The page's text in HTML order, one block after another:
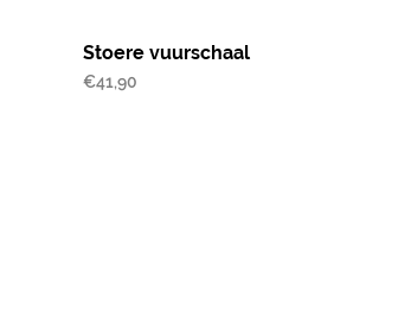
Stoere vuurschaal
€41,90